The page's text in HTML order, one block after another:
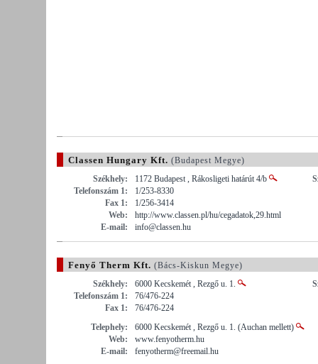
Classen Hungary Kft. (Budapest Megye)
Székhely:
1172 Budapest , Rákosligeti határút 4/b
Telefonszám 1:
1/253-8330
Fax 1:
1/256-3414
Web:
http://www.classen.pl/hu/cegadatok,29.html
E-mail:
info@classen.hu
Fenyő Therm Kft. (Bács-Kiskun Megye)
Székhely:
6000 Kecskemét , Rezgő u. 1.
Telefonszám 1:
76/476-224
Fax 1:
76/476-224
Telephely:
6000 Kecskemét , Rezgő u. 1. (Auchan mellett)
Web:
www.fenyotherm.hu
E-mail:
fenyotherm@freemail.hu